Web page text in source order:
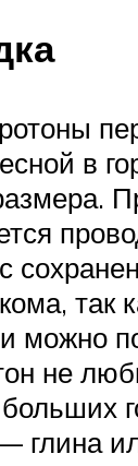
в
так
можно
не
глина